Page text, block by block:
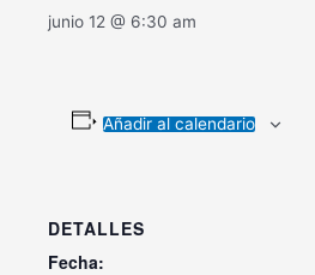
junio 12 @ 6:30 am
Añadir al calendario
DETALLES
Fecha: